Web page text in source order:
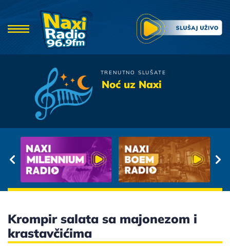
TRENUTNO SLUŠATE
Noć uz Naxi
Crvena Jabuka
Krompir salata sa majonezom i
krastavčićima